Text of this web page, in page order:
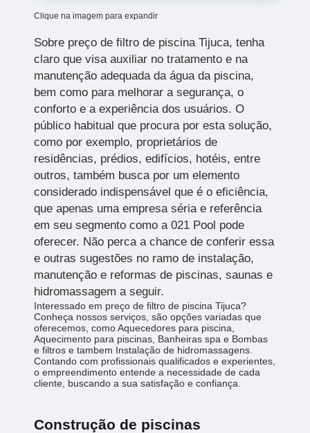
Clique na imagem para expandir
Sobre preço de filtro de piscina Tijuca, tenha
claro que visa auxiliar no tratamento e na
manutenção adequada da água da piscina,
bem como para melhorar a segurança, o
conforto e a experiência dos usuários. O
público habitual que procura por esta solução,
como por exemplo, proprietários de
residências, prédios, edifícios, hotéis, entre
outros, também busca por um elemento
considerado indispensável que é o eficiência,
que apenas uma empresa séria e referência
em seu segmento como a 021 Pool pode
oferecer. Não perca a chance de conferir essa
e outras sugestões no ramo de instalação,
manutenção e reformas de piscinas, saunas e
hidromassagem a seguir.
Interessado em preço de filtro de piscina Tijuca?
Conheça nossos serviços, são opções variadas que
oferecemos, como Aquecedores para piscina,
Aquecimento para piscinas, Banheiras spa e Bombas
e filtros e tambem Instalação de hidromassagens.
Contando com profissionais qualificados e experientes,
o empreendimento entende a necessidade de cada
cliente, buscando a sua satisfação e confiança.
Construção de piscinas